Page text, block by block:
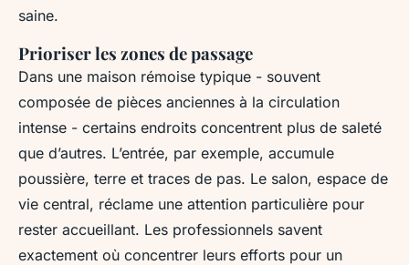
saine.
Prioriser les zones de passage
Dans une maison rémoise typique - souvent
composée de pièces anciennes à la circulation
intense - certains endroits concentrent plus de saleté
que d’autres. L’entrée, par exemple, accumule
poussière, terre et traces de pas. Le salon, espace de
vie central, réclame une attention particulière pour
rester accueillant. Les professionnels savent
exactement où concentrer leurs efforts pour un